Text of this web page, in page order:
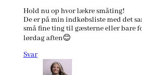
Hold nu op hvor lækre småting!
De er på min indkøbsliste med det
små fine ting til gæsterne eller bare
lørdag aften😊
Svar